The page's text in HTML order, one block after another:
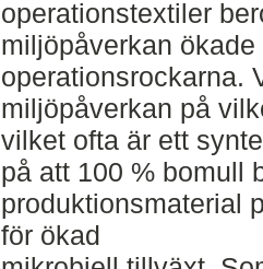
operationstextiler
miljöpåverkan
operationsrockarna.
miljöpåverkan på
vilket ofta är ett
på att 100 % bomull
produktionsmaterial
för ökad